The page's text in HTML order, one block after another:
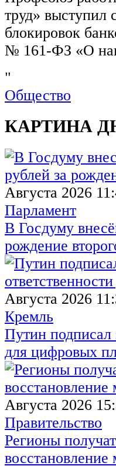
труд» выступил
блокировок
№ 161-ФЗ «О
"
Общество
КАРТИНА
Августа 2026
Парламент
В Госдуму
рождение
Августа 2026
Кремль
Путин подписал
для цифровых
Августа 2026
Правительство
Регионы